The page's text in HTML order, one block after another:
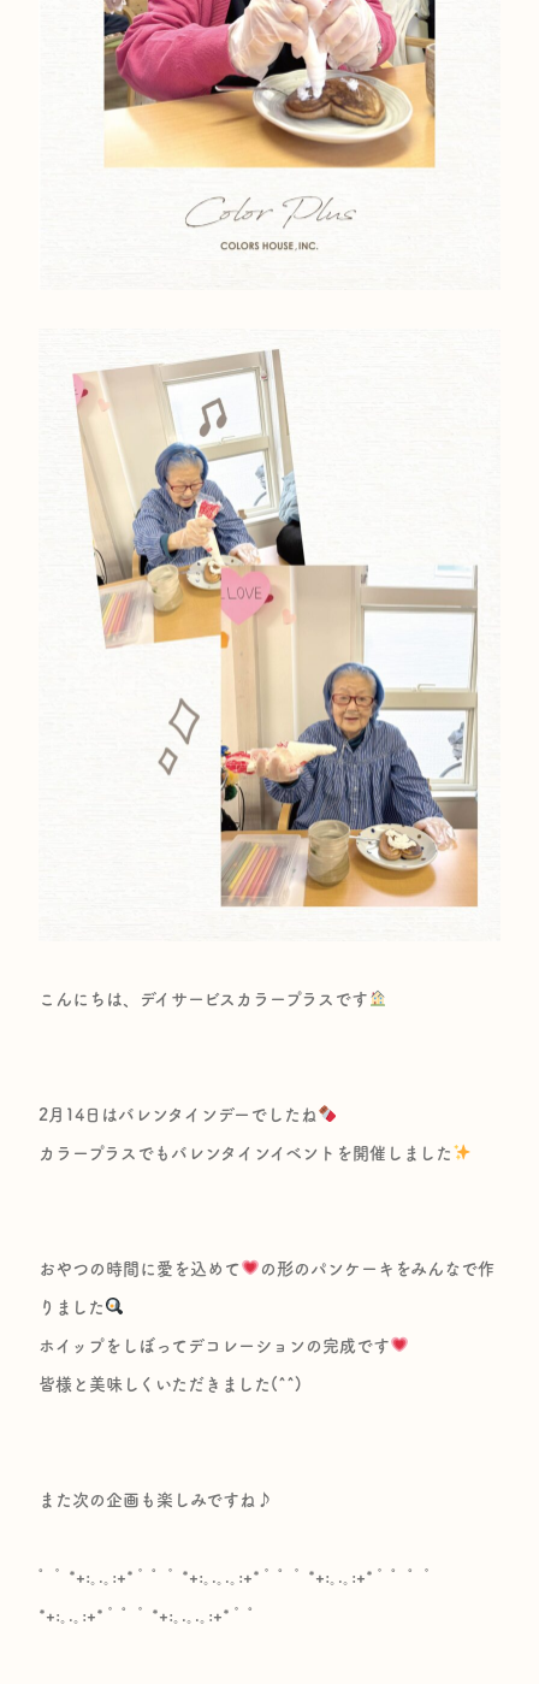
こんにちは、デイサービスカラープラスです
2月14日はバレンタインデーでしたね
カラープラスでもバレンタインイベントを開催しました
おやつの時間に愛を込めて の形のパンケーキをみんなで作
りました
ホイップをしぼってデコレーションの完成です
皆様と美味しくいただきました(^^)
また次の企画も楽しみですね♪
゜ﾟ *+:｡.｡:+* ﾟ ゜ﾟ *+:｡.｡.｡:+* ﾟ ゜ﾟ *+:｡.｡:+* ﾟ ゜゜ﾟ
*+:｡.｡:+* ﾟ ゜ﾟ *+:｡.｡.｡:+* ﾟ ゜